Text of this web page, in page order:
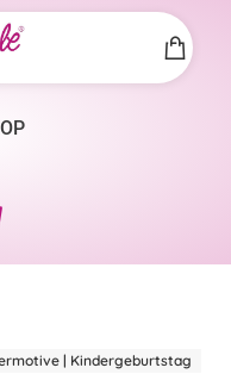
| Kindergeburtstag